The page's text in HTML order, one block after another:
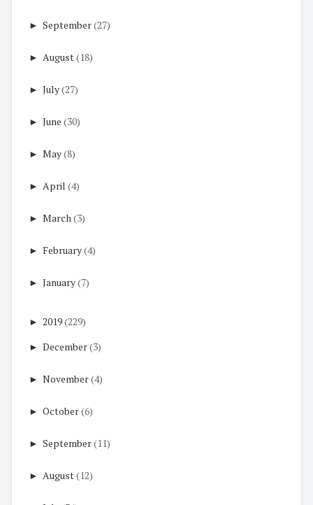
► September(27)
► August(18)
► July(27)
► June (30)
► May(8)
► April (4)
► March (3)
► February(4)
► January(7)
► 2019(229)
► December(3)
► November(4)
► October(6)
► September(11)
► August(12)